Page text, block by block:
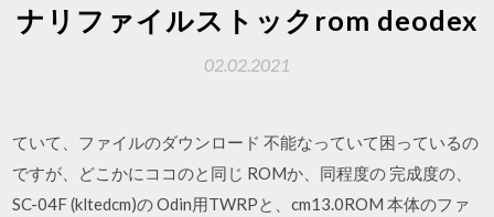
ナリファイルストックrom deodex
02.02.2021
ていて、ファイルのダウンロード 不能なっていて困っているの
ですが、どこかにココのと同じ ROMか、同程度の 完成度の、
SC-04F (kltedcm)の Odin用TWRPと、cm13.0ROM 本体のファ